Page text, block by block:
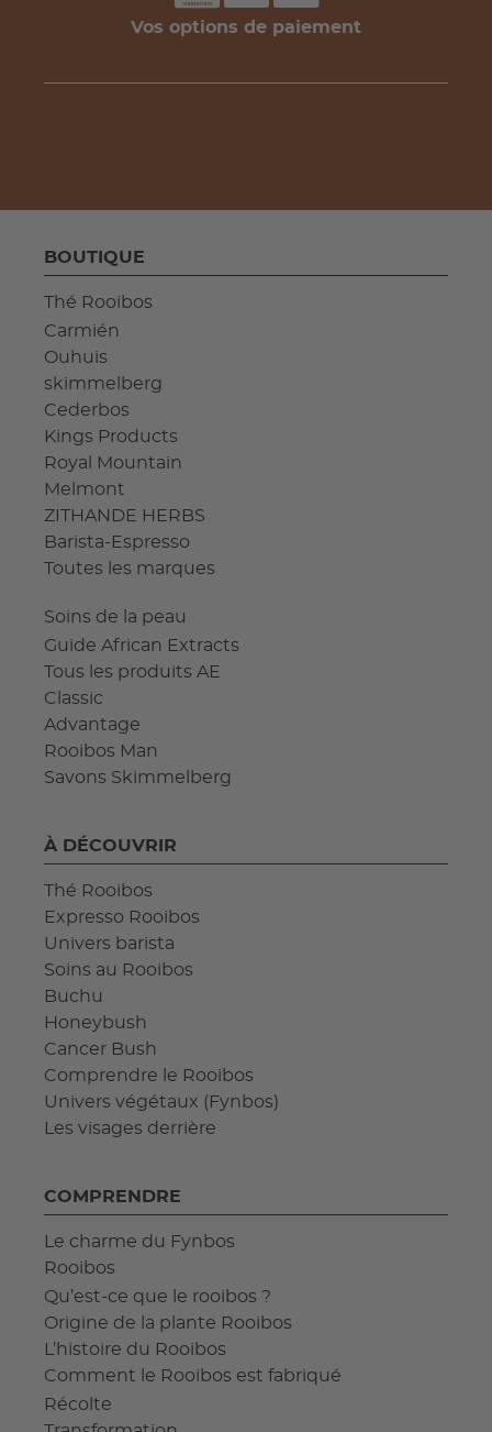
Vos options de paiement
BOUTIQUE
Thé Rooibos
Carmién
Ouhuis
skimmelberg
Cederbos
Kings Products
Royal Mountain
Melmont
ZITHANDE HERBS
Barista-Espresso
Toutes les marques
Soins de la peau
Guide African Extracts
Tous les produits AE
Classic
Advantage
Rooibos Man
Savons Skimmelberg
À DÉCOUVRIR
Thé Rooibos
Expresso Rooibos
Univers barista
Soins au Rooibos
Buchu
Honeybush
Cancer Bush
Comprendre le Rooibos
Univers végétaux (Fynbos)
Les visages derrière
COMPRENDRE
Le charme du Fynbos
Rooibos
Qu’est-ce que le rooibos ?
Origine de la plante Rooibos
L’histoire du Rooibos
Comment le Rooibos est fabriqué
Récolte